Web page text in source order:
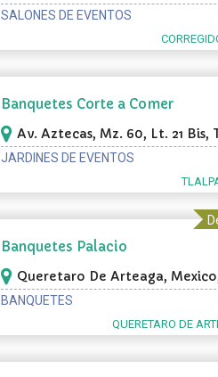
Corregidora
SALONES DE EVENTOS
Banquetes Corte a Comer
Av. Aztecas, Mz. 60, Lt. 21 Bis,
JARDINES DE EVENTOS
Banquetes Palacio
Queretaro De Arteaga,
Queretaro De Artega
BANQUETES
QUERETARO DE